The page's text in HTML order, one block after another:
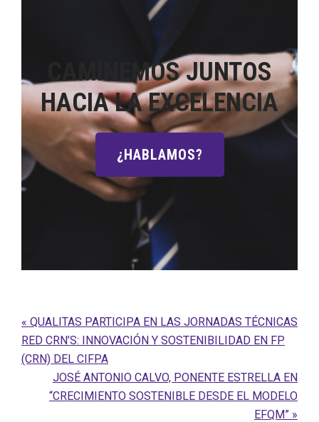
CAMINEMOS JUNTOS
HACIA LA EXCELENCIA
¿HABLAMOS?
Entrada
anterior:
« QUALITAS PARTICIPA EN LAS JORNADAS TÉCNICAS
RED CRN’S: INNOVACIÓN Y SOSTENIBILIDAD EN FP
(CRN) DEL CIFPA
Siguiente
entrada:
JOSÉ ANTONIO CALVO, PONENTE ESTRELLA EN
“CRECIMIENTO SOSTENIBLE DESDE EL MODELO
EFQM” »